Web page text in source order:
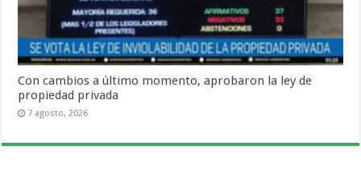
Con cambios a último momento, aprobaron la ley de
propiedad privada
7 agosto, 2026